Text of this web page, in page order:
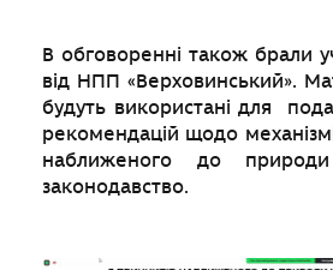
В обговоренні також брали
від НПП «Верховинський».
будуть використані для
рекомендацій щодо
наближеного до природи
законодавство.